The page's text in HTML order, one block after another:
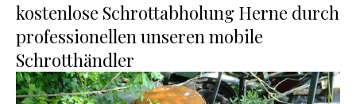
kostenlose Schrottabholung Herne durch
professionellen unseren mobile
Schrotthändler